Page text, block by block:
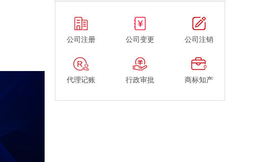
公司注册 公司变更 公司注销
代理记账 行政审批 商标知产